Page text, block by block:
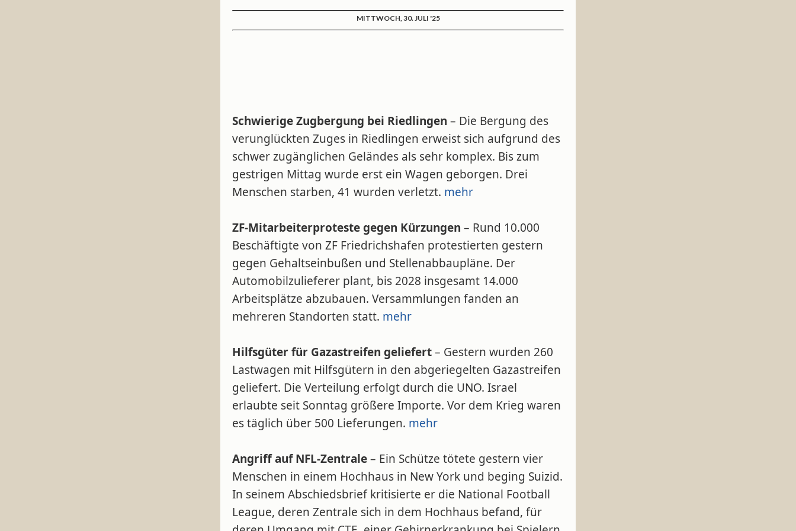
MITTWOCH, 30. JULI '25
Schwierige Zugbergung bei Riedlingen – Die Bergung des
verunglückten Zuges in Riedlingen erweist sich aufgrund des
schwer zugänglichen Geländes als sehr komplex. Bis zum
gestrigen Mittag wurde erst ein Wagen geborgen. Drei
Menschen starben, 41 wurden verletzt. mehr
ZF-Mitarbeiterproteste gegen Kürzungen – Rund 10.000
Beschäftigte von ZF Friedrichshafen protestierten gestern
gegen Gehaltseinbußen und Stellenabbaupläne. Der
Automobilzulieferer plant, bis 2028 insgesamt 14.000
Arbeitsplätze abzubauen. Versammlungen fanden an
mehreren Standorten statt. mehr
Hilfsgüter für Gazastreifen geliefert– Gestern wurden 260
Lastwagen mit Hilfsgütern in den abgeriegelten Gazastreifen
geliefert. Die Verteilung erfolgt durch die UNO. Israel
erlaubte seit Sonntag größere Importe. Vor dem Krieg waren
es täglich über 500 Lieferungen. mehr
Angriff auf NFL-Zentrale– Ein Schütze tötete gestern vier
Menschen in einem Hochhaus in New York und beging Suizid.
In seinem Abschiedsbrief kritisierte er die National Football
League, deren Zentrale sich in dem Hochhaus befand, für